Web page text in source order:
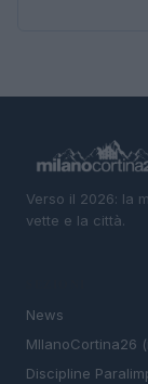
Verso il 2026: la
vette e la città.
News
MIlanoCortina26
Discipline